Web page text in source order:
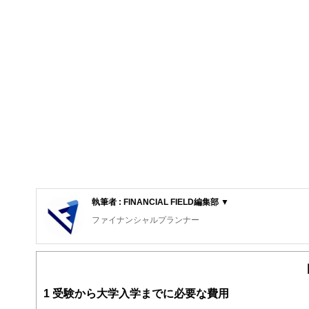
執筆者 : FINANCIAL FIELD編集部 ▼
ファイナンシャルプランナー
FinancialField編集部は、金融、経済に関する記事を、日
案から記事掲載まですべての工程に関わることで、読者目
1 受験から大学入学までに必要な費用